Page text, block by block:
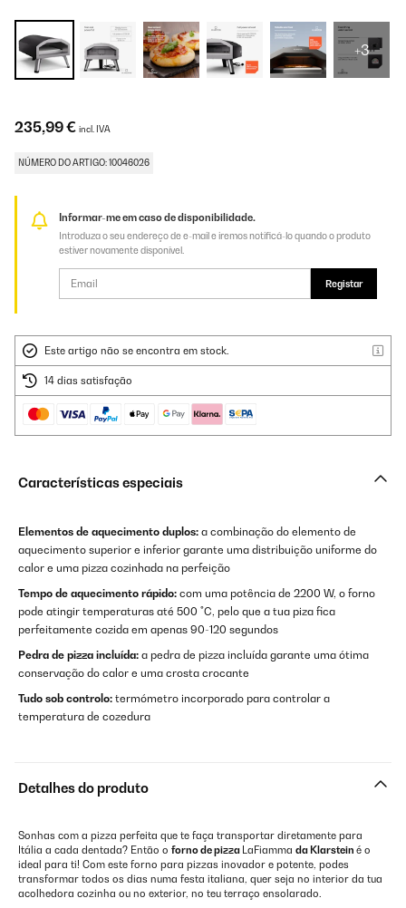
+3
235,99 € incl. IVA
NÚMERO DO ARTIGO: 10046026
Informar-me em caso de disponibilidade.
Introduza o seu endereço de e-mail e iremos notificá-lo quando o produto
estiver novamente disponível.
Registar
Este artigo não se encontra em stock.
14 dias satisfação
Características especiais
Elementos de aquecimento duplos: a combinação do elemento de
aquecimento superior e inferior garante uma distribuição uniforme do
calor e uma pizza cozinhada na perfeição
Tempo de aquecimento rápido: com uma potência de 2200 W, o forno
pode atingir temperaturas até 500 °C, pelo que a tua piza fica
perfeitamente cozida em apenas 90-120 segundos
Pedra de pizza incluída: a pedra de pizza incluída garante uma ótima
conservação do calor e uma crosta crocante
Tudo sob controlo: termómetro incorporado para controlar a
temperatura de cozedura
Detalhes do produto
Sonhas com a pizza perfeita que te faça transportar diretamente para
Itália a cada dentada? Então o forno de pizza LaFiamma da Klarstein é o
ideal para ti! Com este forno para pizzas inovador e potente, podes
transformar todos os dias numa festa italiana, quer seja no interior da tua
acolhedora cozinha ou no exterior, no teu terraço ensolarado.